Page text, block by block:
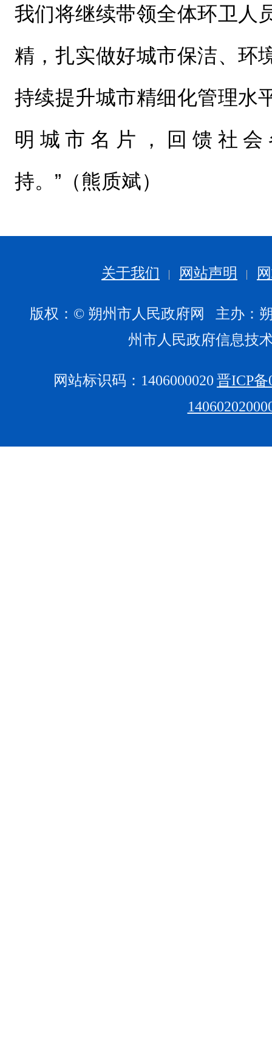
我们将继续带领全体环卫人
精，扎实做好城市保洁、环
持续提升城市精细化管理水
明城市名片，回馈社
持。”（熊质斌）
关于我们 网站声明
版权：© 朔州市人民政府网 主办：
州市人民政府信息技
网站标识码：1406000020 晋ICP备